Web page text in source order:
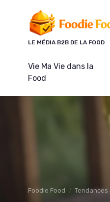
LE MÉDIA B2B DE LA FOOD
Vie Ma Vie dans la
Food
Foodie Food Tendances